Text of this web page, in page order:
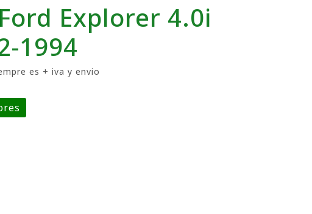
Explorer 4.0i
1994
es + iva y envio